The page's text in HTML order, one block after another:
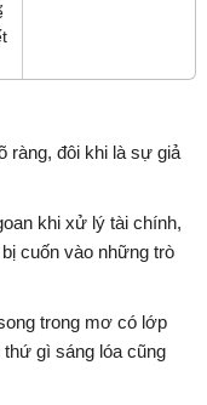
ràng, đôi khi là sự giả
khi xử lý tài chính,
cuốn vào những trò
trong mơ có lớp
thứ gì sáng lóa cũng